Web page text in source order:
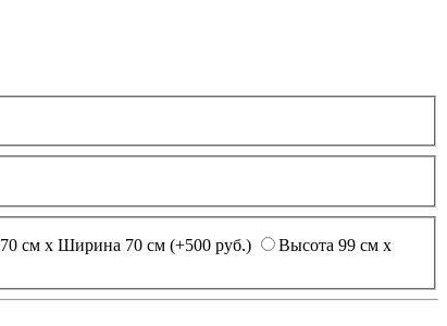
см х Ширина 70 см (+500 руб.)
Высота 99 см х